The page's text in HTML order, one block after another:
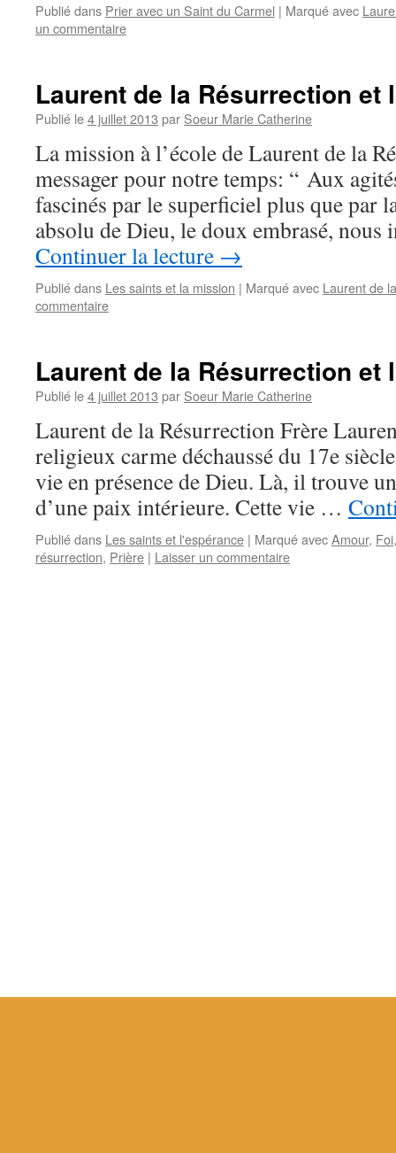
Publié dans Prier avec un Saint du Carmel | Marqué avec
un commentaire
Laurent de la Résurrection et
Publié le4 juillet 2013 par Soeur Marie Catherine
La mission à l’école de Laurent de la
messager pour notre temps: “ Aux
fascinés par le superficiel plus que par
absolu de Dieu, le doux embrasé,
Continuer la lecture →
Publié dans Les saints et la mission | Marqué avec Laurent de
commentaire
Laurent de la Résurrection et
Publié le4 juillet 2013 par Soeur Marie Catherine
Laurent de la Résurrection Frère
religieux carme déchaussé du 17e
vie en présence de Dieu. Là, il trouve
d’une paix intérieure. Cette vie …
Publié dans Les saints et l'espérance | Marqué avecAmour, Foi
résurrection, Prière | Laisser un commentaire